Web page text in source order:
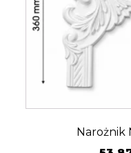
Narożnik